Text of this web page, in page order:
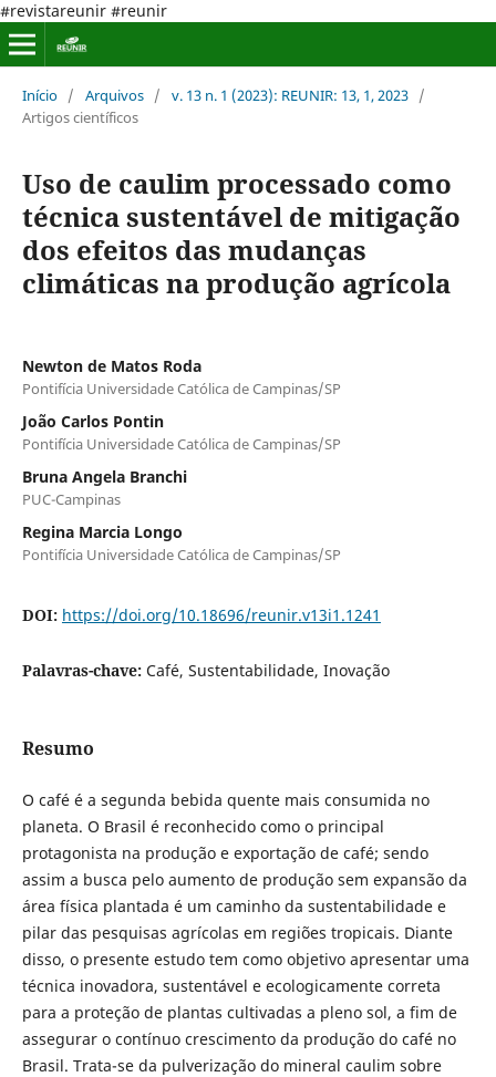
#revistareunir #reunir
Início / Arquivos / v. 13 n. 1 (2023): REUNIR: 13, 1, 2023 /
Artigos científicos
Uso de caulim processado como
técnica sustentável de mitigação
dos efeitos das mudanças
climáticas na produção agrícola
Newton de Matos Roda
Pontifícia Universidade Católica de Campinas/SP
João Carlos Pontin
Pontifícia Universidade Católica de Campinas/SP
Bruna Angela Branchi
PUC-Campinas
Regina Marcia Longo
Pontifícia Universidade Católica de Campinas/SP
DOI: https://doi.org/10.18696/reunir.v13i1.1241
Palavras-chave: Café, Sustentabilidade, Inovação
Resumo
O café é a segunda bebida quente mais consumida no
planeta. O Brasil é reconhecido como o principal
protagonista na produção e exportação de café; sendo
assim a busca pelo aumento de produção sem expansão da
área física plantada é um caminho da sustentabilidade e
pilar das pesquisas agrícolas em regiões tropicais. Diante
disso, o presente estudo tem como objetivo apresentar uma
técnica inovadora, sustentável e ecologicamente correta
para a proteção de plantas cultivadas a pleno sol, a fim de
assegurar o contínuo crescimento da produção do café no
Brasil. Trata-se da pulverização do mineral caulim sobre